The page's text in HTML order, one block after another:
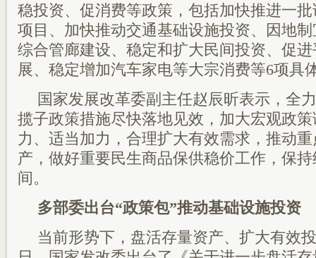
稳投资、促消费等政策，包括加快推进一
项目、加快推动交通基础设施投资、因地
综合管廊建设、稳定和扩大民间投资、促
展、稳定增加汽车家电等大宗消费等6项具
国家发展改革委副主任赵辰昕表示，全
揽子政策措施尽快落地见效，加大宏观政
力、适当加力，合理扩大有效需求，推动
产，做好重要民生商品保供稳价工作，保
间。
多部委出台“政策包”推动基础设施投资
当前形势下，盘活存量资产、扩大有效